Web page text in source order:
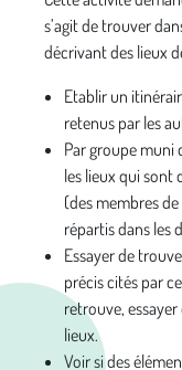
s’agit de trouver
décrivant des lieux
Etablir un
retenus par les
Par groupe muni
les lieux qui sont
(des membres
répartis dans les
Essayer de
précis cités par
retrouve,
lieux.
Voir si des